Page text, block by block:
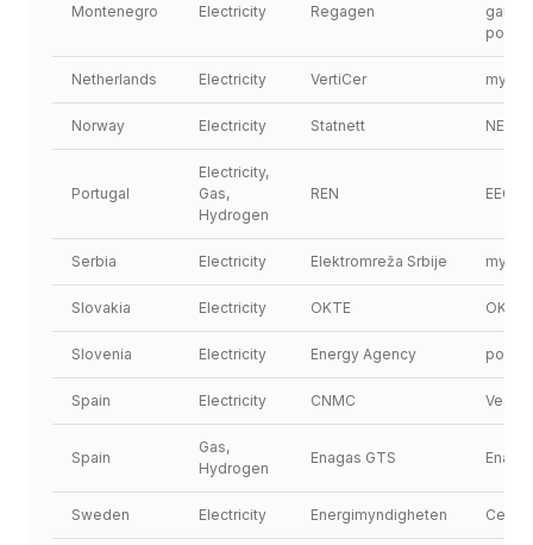
Montenegro Electricity Regagen
Netherlands Electricity VertiCer
Norway Electricity Statnett NECS
Portugal
Electricity,
Gas,
Hydrogen
REN EEGO
Serbia Electricity Elektromreža Srbije
Slovakia Electricity OKTE OKTE
Slovenia Electricity Energy Agency
Spain Electricity CNMC Vector
Spain
Gas,
Hydrogen
Enagas GTS
Sweden Electricity Energimyndigheten Cesar